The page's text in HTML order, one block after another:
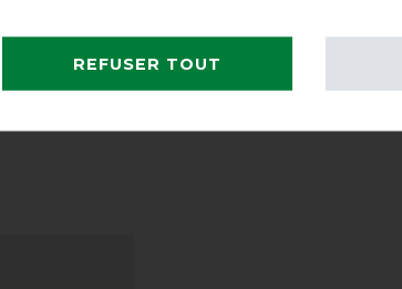
sont disponibles chez nous
REFUSER TOUT